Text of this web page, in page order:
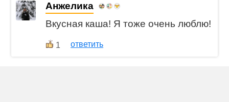
Анжелика
Вкусная каша! Я тоже очень люблю!
1 ответить